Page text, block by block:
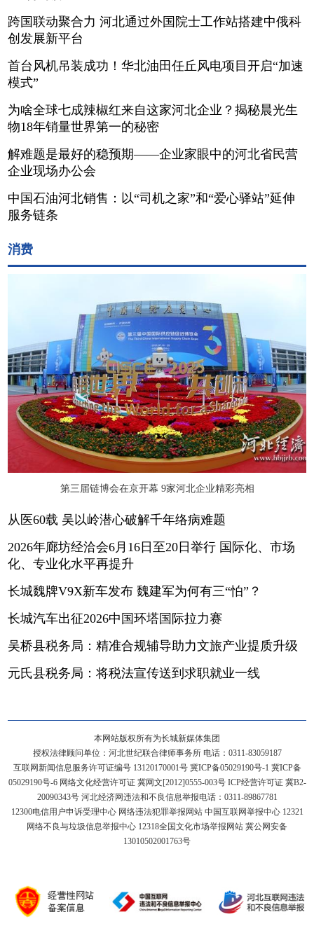
跨国联动聚合力 河北通过外国院士工作站搭建中俄科
创发展新平台
首台风机吊装成功！华北油田任丘风电项目开启“加速
模式”
为啥全球七成辣椒红来自这家河北企业？揭秘晨光生
物18年销量世界第一的秘密
解难题是最好的稳预期——企业家眼中的河北省民营
企业现场办公会
中国石油河北销售：以“司机之家”和“爱心驿站”延伸
服务链条
消费
第三届链博会在京开幕 9家河北企业精彩亮相
从医60载 吴以岭潜心破解千年络病难题
2026年廊坊经洽会6月16日至20日举行 国际化、市场
化、专业化水平再提升
长城魏牌V9X新车发布 魏建军为何有三“怕”？
长城汽车出征2026中国环塔国际拉力赛
吴桥县税务局：精准合规辅导助力文旅产业提质升级
元氏县税务局：将税法宣传送到求职就业一线
本网站版权所有为长城新媒体集团
授权法律顾问单位：河北世纪联合律师事务所 电话：0311-83059187
互联网新闻信息服务许可证编号 13120170001号 冀ICP备05029190号-1 冀ICP备
05029190号-6网络文化经营许可证 冀网文[2012]0555-003号 ICP经营许可证 冀B2-
20090343号 河北经济网违法和不良信息举报电话：0311-89867781
12300电信用户申诉受理中心 网络违法犯罪举报网站 中国互联网举报中心 12321
网络不良与垃圾信息举报中心 12318全国文化市场举报网站 冀公网安备
13010502001763号